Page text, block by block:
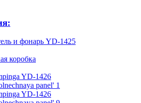
и фонарь YD-1425
коробка